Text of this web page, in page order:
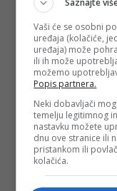
Saznajte
Vaši će se osobni
uređaja (kolačiće,
uređaja) može
ili ih može
možemo
Popis partnera.
Neki dobavljači
temelju legitimnog
nastavku možete
dnu ove stranice ili
pristankom ili
kolačića.